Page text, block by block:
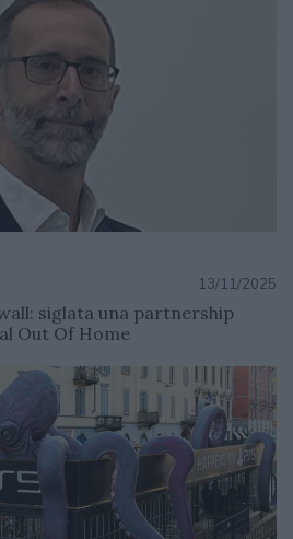
13/11/2025
siglata una partnership
Out Of Home